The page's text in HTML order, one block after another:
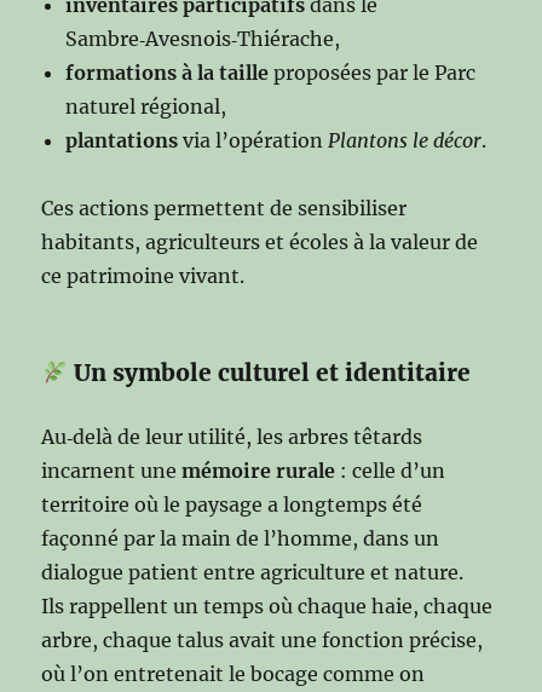
inventaires participatifs dans le
Sambre‑Avesnois‑Thiérache,
formations à la taille proposées par le Parc
naturel régional,
plantations via l’opérationPlantons le décor.
Ces actions permettent de sensibiliser
habitants, agriculteurs et écoles à la valeur de
ce patrimoine vivant.
Un symbole culturel et identitaire
Au‑delà de leur utilité, les arbres têtards
incarnent unemémoire rurale : celle d’un
territoire où le paysage a longtemps été
façonné par la main de l’homme, dans un
dialogue patient entre agriculture et nature.
Ils rappellent un temps où chaque haie, chaque
arbre, chaque talus avait une fonction précise,
où l’on entretenait le bocage comme on